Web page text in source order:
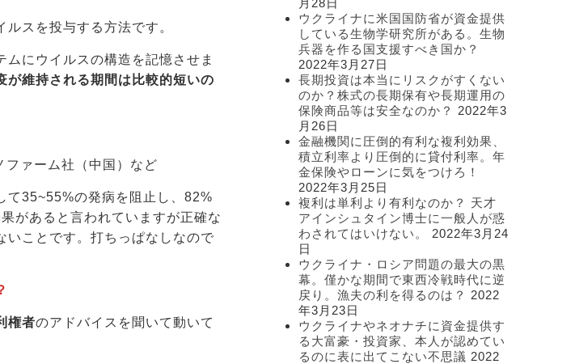
スを投与する方法です。
にウイルスの構造を記憶させま
が維持される期間は比較的短いの
ファーム社（中国）など
て35~55%の発病を阻止し、82%
があると言われていますが正確な
いことです。打ちっぱなしなので
権者のアドバイスを聞いて動いて
月28日
ウクライナに米国国防省が資金提供
している生物学研究所がある。生物
兵器を作る国支援すべき国か？
2022年3月27日
長期投資は本当にリスクがすくない
のか？株式の長期保有や長期運用の
保険商品等は安全なのか？
2022年3
月26日
金融機関に圧倒的有利な複利効果、
積立利率より圧倒的に貸付利率。年
金保険やローンに気をつけろ！
2022年3月25日
複利は単利より有利なのか？ 天才
アインシュタイン博士に一般人が惑
わされてはいけない。
2022年3月24
日
ウクライナ・ロシア問題の最大の黒
幕。僅かな期間で東西冷戦時代に逆
戻り。漁夫の利を得るのは？
2022
年3月23日
ウクライナやネオナチに資金提供す
る大富豪・投資家、本人が認めてい
るのに表に出てこない不思議 2022